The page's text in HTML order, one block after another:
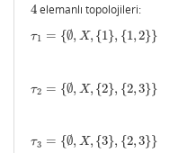
4
4elemanlı topolojileri:
τ1 = {∅, X, {1}, {1, 2}}
τ1 ={∅,X,{1},{1 ,2}}
τ2 = {∅, X, {2}, {2, 3}}
τ2 ={∅,X,{2},{2 ,3}}
τ3 = {∅, X, {3}, {2, 3}}
τ3 ={∅,X,{3},{2 ,3}}